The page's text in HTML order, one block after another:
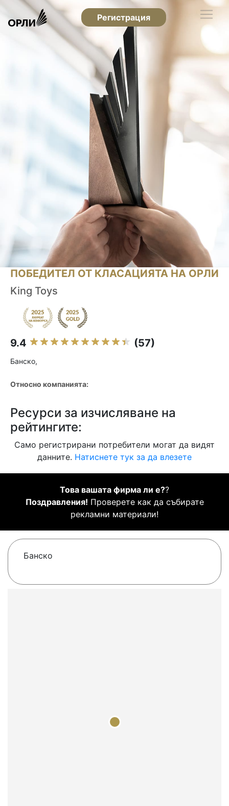
Регистрация
ПОБЕДИТЕЛ ОТ КЛАСАЦИЯТА НА ОРЛИ
King Toys
9.4 (57)
Банско,
Относно компанията:
Ресурси за изчисляване на
рейтингите:
Само регистрирани потребители могат да видят
данните. Натиснете тук за да влезете
Това вашата фирма ли е??
Поздравления! Проверете как да събирате
рекламни материали!
Банско